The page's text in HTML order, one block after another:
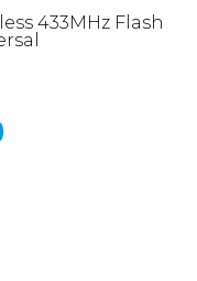
433MHz Flash